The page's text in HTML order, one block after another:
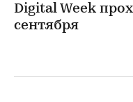
Digital Week
сентября